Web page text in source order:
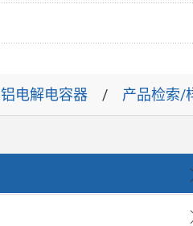
铝电解电容器 产品检索/